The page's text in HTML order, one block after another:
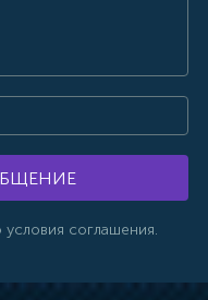
соглашения.